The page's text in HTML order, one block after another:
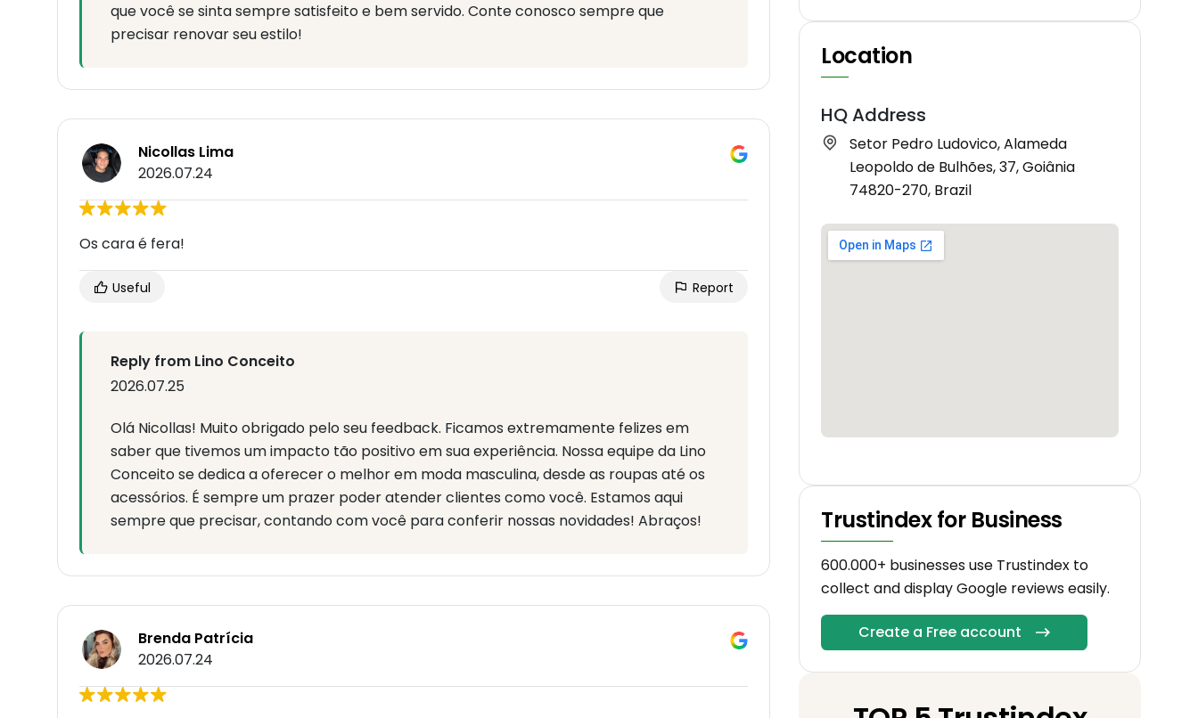
que você se sinta sempre satisfeito e bem servido. Conte conosco sempre que
precisar renovar seu estilo!
Nicollas Lima
2026.07.24
Os cara é fera!
Useful Report
Reply from Lino Conceito
2026.07.25
Olá Nicollas! Muito obrigado pelo seu feedback. Ficamos extremamente felizes em
saber que tivemos um impacto tão positivo em sua experiência. Nossa equipe da Lino
Conceito se dedica a oferecer o melhor em moda masculina, desde as roupas até os
acessórios. É sempre um prazer poder atender clientes como você. Estamos aqui
sempre que precisar, contando com você para conferir nossas novidades! Abraços!
Brenda Patrícia
2026.07.24
Location
HQ Address
Setor Pedro Ludovico, Alameda
Leopoldo de Bulhões, 37, Goiânia
74820-270, Brazil
Trustindex for Business
600.000+ businesses use Trustindex to
collect and display Google reviews easily.
Create a Free account